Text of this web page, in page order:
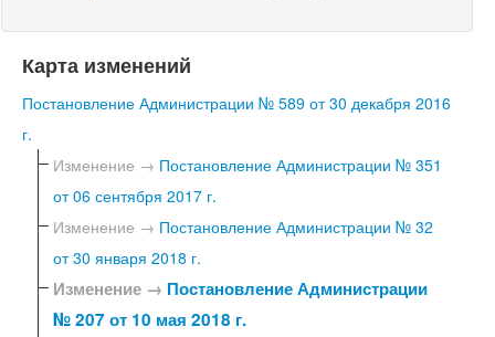
Карта изменений
Постановление Администрации № 589 от 30 декабря 2016
г.
Изменение → Постановление Администрации № 351
от 06 сентября 2017 г.
Изменение → Постановление Администрации № 32
от 30 января 2018 г.
Изменение → Постановление Администрации
№ 207 от 10 мая 2018 г.